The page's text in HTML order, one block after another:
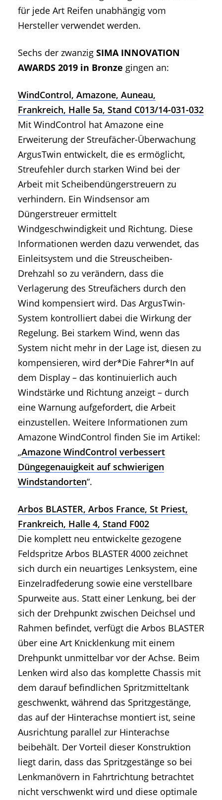
für jede Art Reifen unabhängig vom
Hersteller verwendet werden.
Sechs der zwanzig SIMA INNOVATION
AWARDS 2019 in Bronze gingen an:
WindControl, Amazone, Auneau,
Frankreich, Halle 5a, Stand C013/14-031-032
Mit WindControl hat Amazone eine
Erweiterung der Streufächer-Überwachung
ArgusTwin entwickelt, die es ermöglicht,
Streufehler durch starken Wind bei der
Arbeit mit Scheibendüngerstreuern zu
verhindern. Ein Windsensor am
Düngerstreuer ermittelt
Windgeschwindigkeit und Richtung. Diese
Informationen werden dazu verwendet, das
Einleitsystem und die Streuscheiben-
Drehzahl so zu verändern, dass die
Verlagerung des Streufächers durch den
Wind kompensiert wird. Das ArgusTwin-
System kontrolliert dabei die Wirkung der
Regelung. Bei starkem Wind, wenn das
System nicht mehr in der Lage ist, diesen zu
kompensieren, wird der*Die Fahrer*In auf
dem Display – das kontinuierlich auch
Windstärke und Richtung anzeigt – durch
eine Warnung aufgefordert, die Arbeit
einzustellen. Weitere Informationen zum
Amazone WindControl finden Sie im Artikel:
„Amazone WindControl verbessert
Düngegenauigkeit auf schwierigen
Windstandorten“.
Arbos BLASTER, Arbos France, St Priest,
Frankreich, Halle 4, Stand F002
Die komplett neu entwickelte gezogene
Feldspritze Arbos BLASTER 4000 zeichnet
sich durch ein neuartiges Lenksystem, eine
Einzelradfederung sowie eine verstellbare
Spurweite aus. Statt einer Lenkung, bei der
sich der Drehpunkt zwischen Deichsel und
Rahmen befindet, verfügt die Arbos BLASTER
über eine Art Knicklenkung mit einem
Drehpunkt unmittelbar vor der Achse. Beim
Lenken wird also das komplette Chassis mit
dem darauf befindlichen Spritzmitteltank
geschwenkt, während das Spritzgestänge,
das auf der Hinterachse montiert ist, seine
Ausrichtung parallel zur Hinterachse
beibehält. Der Vorteil dieser Konstruktion
liegt darin, dass das Spritzgestänge so bei
Lenkmanövern in Fahrtrichtung betrachtet
nicht verschwenkt wird und diese optimale